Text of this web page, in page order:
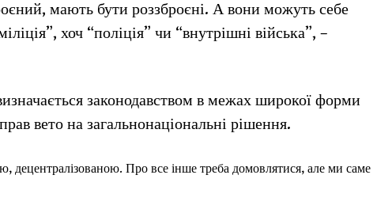
мають бути роззброєні. А вони можуть себе
хоч “поліція” чи “внутрішні війська”, –
законодавством в межах широкої форми
вето на загальнонаціональні рішення.
децентралізованою. Про все інше треба домовлятися, але ми саме